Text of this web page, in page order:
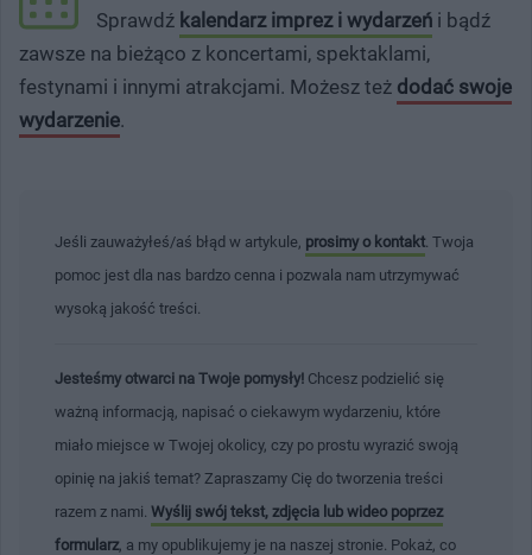
Sprawdź kalendarz imprez i wydarzeń i bądź
zawsze na bieżąco z koncertami, spektaklami,
festynami i innymi atrakcjami. Możesz też dodać swoje
wydarzenie.
Jeśli zauważyłeś/aś błąd w artykule, prosimy o kontakt . Twoja
pomoc jest dla nas bardzo cenna i pozwala nam utrzymywać
wysoką jakość treści.
Jesteśmy otwarci na Twoje pomysły! Chcesz podzielić się
ważną informacją, napisać o ciekawym wydarzeniu, które
miało miejsce w Twojej okolicy, czy po prostu wyrazić swoją
opinię na jakiś temat? Zapraszamy Cię do tworzenia treści
razem z nami. Wyślij swój tekst, zdjęcia lub wideo poprzez
formularz , a my opublikujemy je na naszej stronie. Pokaż, co